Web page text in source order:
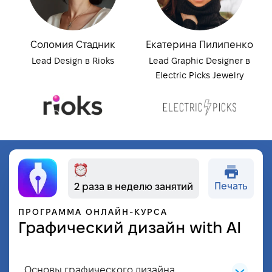
Соломия Стадник
Lead Design в Rioks
Екатерина Пилипенко
Lead Graphic Designer в
Electric Picks Jewelry
ПРОГРАММА ОНЛАЙН-КУРСА
Графический дизайн with AI
2 раза в неделю занятий Печать